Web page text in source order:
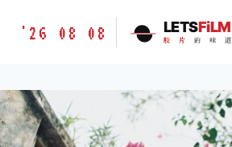
胶
味
道
LETSFILM
'26 08 08 LETSFiLM
胶 片 的 味 道